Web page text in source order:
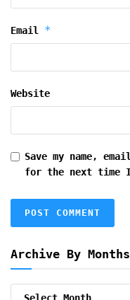
Email *
Website
Save my name,
for the next time I
Archive By Months
Archive